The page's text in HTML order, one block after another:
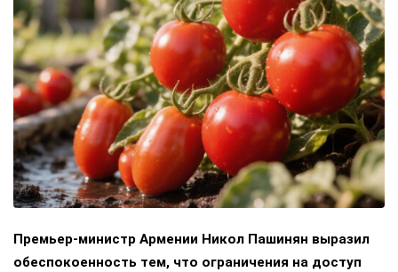
Премьер-министр Армении Никол Пашинян выразил
обеспокоенность тем, что ограничения на доступ